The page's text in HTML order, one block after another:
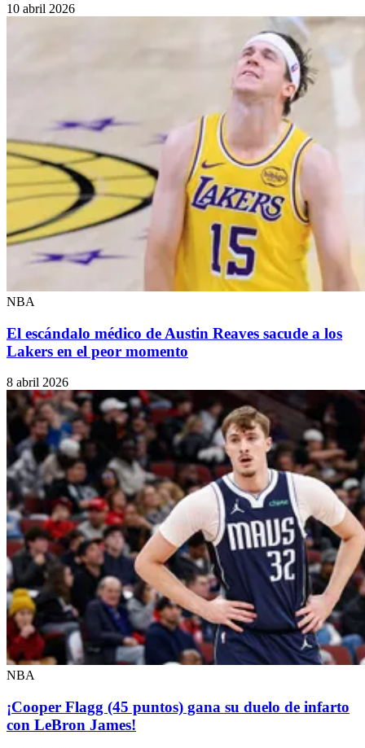
10 abril 2026
NBA
El escándalo médico de Austin Reaves sacude a los
Lakers en el peor momento
8 abril 2026
NBA
¡Cooper Flagg (45 puntos) gana su duelo de infarto
con LeBron James!